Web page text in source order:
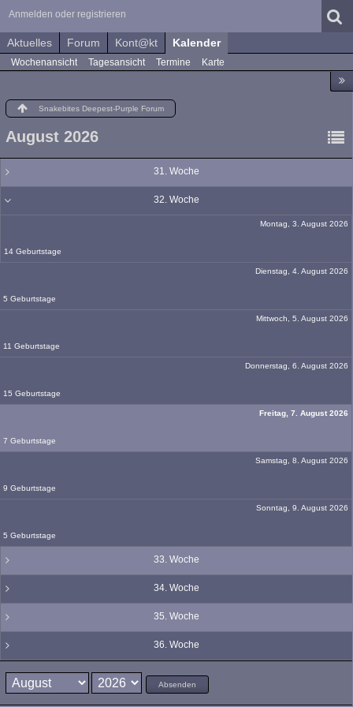
Anmelden oder registrieren
Aktuelles Forum Kont@kt Kalender
Wochenansicht Tagesansicht Termine Karte
Snakebites Deepest-Purple Forum
August 2026
31. Woche
32. Woche
Montag, 3. August 2026
14 Geburtstage
Dienstag, 4. August 2026
5 Geburtstage
Mittwoch, 5. August 2026
11 Geburtstage
Donnerstag, 6. August 2026
15 Geburtstage
Freitag, 7. August 2026
7 Geburtstage
Samstag, 8. August 2026
9 Geburtstage
Sonntag, 9. August 2026
5 Geburtstage
33. Woche
34. Woche
35. Woche
36. Woche
Absenden